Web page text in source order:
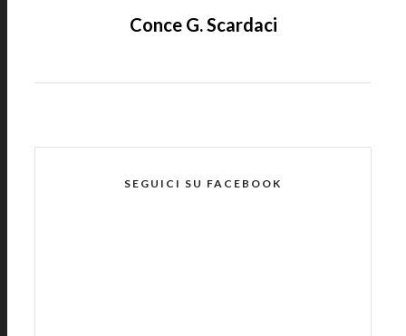
Conce G. Scardaci
SEGUICI SU FACEBOOK